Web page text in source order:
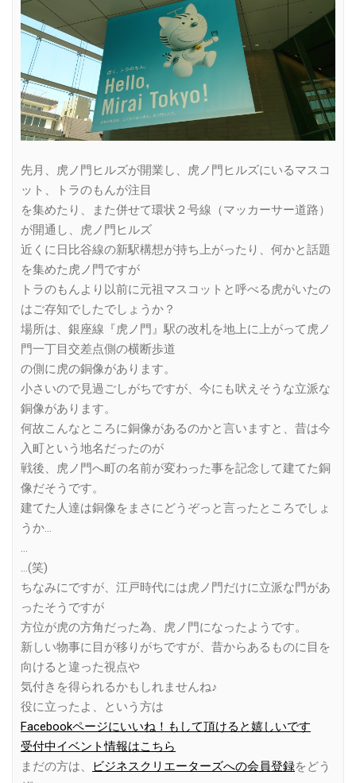
先月、虎ノ門ヒルズが開業し、虎ノ門ヒルズにいるマスコ
ット、トラのもんが注目
を集めたり、また併せて環状２号線（マッカーサー道路）
が開通し、虎ノ門ヒルズ
近くに日比谷線の新駅構想が持ち上がったり、何かと話題
を集めた虎ノ門ですが
トラのもんより以前に元祖マスコットと呼べる虎がいたの
はご存知でしたでしょうか？
場所は、銀座線『虎ノ門』駅の改札を地上に上がって虎ノ
門一丁目交差点側の横断歩道
の側に虎の銅像があります。
小さいので見過ごしがちですが、今にも吠えそうな立派な
銅像があります。
何故こんなところに銅像があるのかと言いますと、昔は今
入町という地名だったのが
戦後、虎ノ門へ町の名前が変わった事を記念して建てた銅
像だそうです。
建てた人達は銅像をまさにどうぞっと言ったところでしょ
うか…
…
…(笑)
ちなみにですが、江戸時代には虎ノ門だけに立派な門があ
ったそうですが
方位が虎の方角だった為、虎ノ門になったようです。
新しい物事に目が移りがちですが、昔からあるものに目を
向けると違った視点や
気付きを得られるかもしれませんね♪
役に立ったよ、という方は
Facebookページにいいね！もして頂けると嬉しいです
受付中イベント情報はこちら
まだの方は、
ビジネスクリエーターズへの会員登録をどう